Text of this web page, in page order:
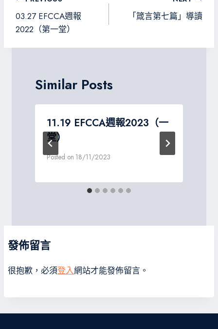
ok
章
導
覽
03.27 EFCCA週報
2022（第一堂）
「箴言第七篇」導讀
Similar Posts
11.19 EFCCA週報2023（一
堂）
Posted on 18/11/2023
發佈留言
很抱歉，必須登入網站才能發佈留言。